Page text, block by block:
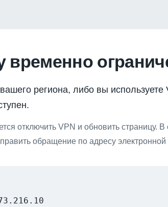
временно
региона, либо вы используете
отключить VPN и обновить страницу.
обращение по адресу электронной